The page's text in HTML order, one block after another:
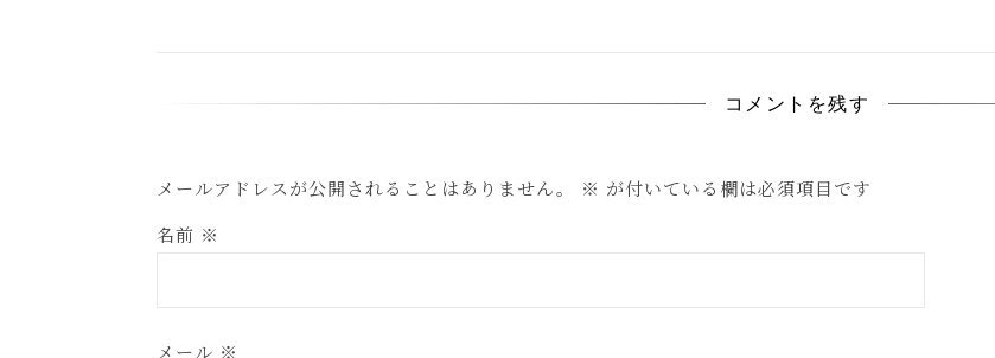
コメントを残す
メールアドレスが公開されることはありません。 ※ が付いている欄は必須項目です
名前 ※
メール ※